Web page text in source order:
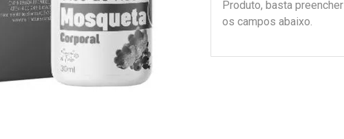
Produto, basta preencher
os campos abaixo.